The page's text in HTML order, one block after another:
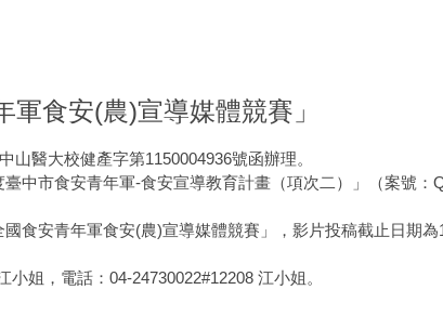
軍食安(農)宣導媒體競賽」
山醫大校健產字第1150004936號函辦理。
中市食安青年軍-食安宣導教育計畫（項次二）」（案號
食安青年軍食安(農)宣導媒體競賽」，影片投稿截止日期為
姐，電話：04-24730022#12208 江小姐。